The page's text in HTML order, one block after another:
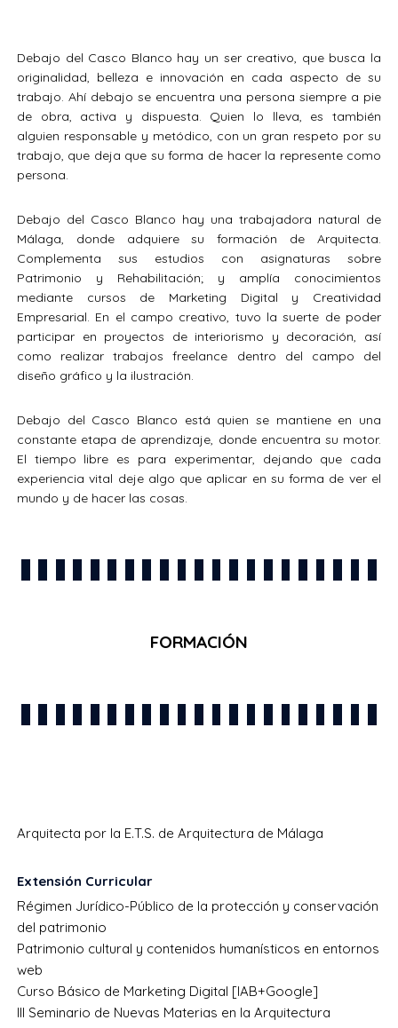
Debajo del Casco Blanco hay un ser creativo, que busca la
originalidad, belleza e innovación en cada aspecto de su
trabajo. Ahí debajo se encuentra una persona siempre a pie
de obra, activa y dispuesta. Quien lo lleva, es también
alguien responsable y metódico, con un gran respeto por su
trabajo, que deja que su forma de hacer la represente como
persona.
Debajo del Casco Blanco hay una trabajadora natural de
Málaga, donde adquiere su formación de Arquitecta.
Complementa sus estudios con asignaturas sobre
Patrimonio y Rehabilitación; y amplía conocimientos
mediante cursos de Marketing Digital y Creatividad
Empresarial. En el campo creativo, tuvo la suerte de poder
participar en proyectos de interiorismo y decoración, así
como realizar trabajos freelance dentro del campo del
diseño gráfico y la ilustración.
Debajo del Casco Blanco está quien se mantiene en una
constante etapa de aprendizaje, donde encuentra su motor.
El tiempo libre es para experimentar, dejando que cada
experiencia vital deje algo que aplicar en su forma de ver el
mundo y de hacer las cosas.
FORMACIÓN
Arquitecta por la E.T.S. de Arquitectura de Málaga
Extensión Curricular
Régimen Jurídico-Público de la protección y conservación
del patrimonio
Patrimonio cultural y contenidos humanísticos en entornos
web
Curso Básico de Marketing Digital [IAB+Google]
III Seminario de Nuevas Materias en la Arquitectura